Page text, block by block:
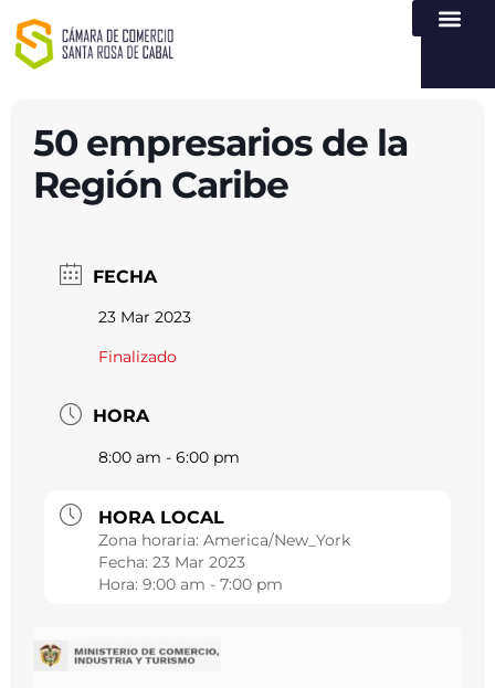
50 empresarios de la
Región Caribe
FECHA
23 Mar 2023
Finalizado
HORA
8:00 am - 6:00 pm
HORA LOCAL
Zona horaria: America/New_York
Fecha: 23 Mar 2023
Hora: 9:00 am - 7:00 pm